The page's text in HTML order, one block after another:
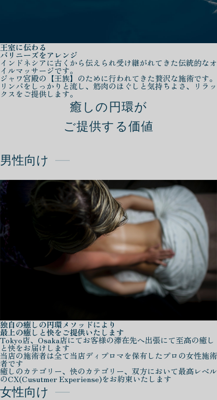
王室に伝わる
バリニーズをアレンジ
インドネシアに古くから伝えられ受け継がれてきた伝統的なオ
イルマッサージです。
ジャワ宮殿の【王族】のために行われてきた贅沢な施術です。
リンパをしっかりと流し、筋肉のほぐしと気持ちよさ、リラッ
クスをご提供します。
癒しの円環が
ご提供する価値
男性向け
独自の癒しの円環メソッドにより
最上の癒しと快をご提供いたします
Tokyo店、Osaka店にてお客様の滞在先へ出張にて至高の癒し
と快をお届けします
当店の施術者は全て当店ディプロマを保有したプロの女性施術
者です
癒しのカテゴリー、快のカテゴリー、双方において最高レベル
のCX(Cusutmer Experiense)をお約束いたします
女性向け